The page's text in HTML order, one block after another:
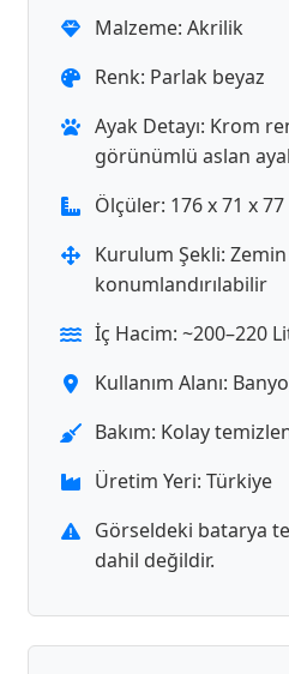
Malzeme: Akrilik
Renk: Parlak beyaz
Ayak Detayı: Krom
görünümlü aslan
Ölçüler: 176 x 71 x
Kurulum Şekli: Zemin
konumlandırılabilir
İç Hacim: ~200–220
Kullanım Alanı:
Bakım: Kolay
Üretim Yeri: Türkiye
Görseldeki batarya
dahil değildir.